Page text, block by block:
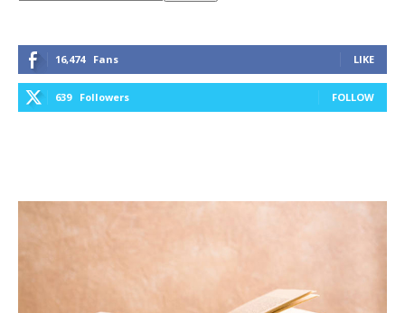
16,474 Fans LIKE
639 Followers FOLLOW